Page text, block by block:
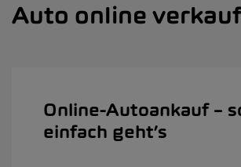
Auto online
Online-Autoankauf –
einfach geht’s